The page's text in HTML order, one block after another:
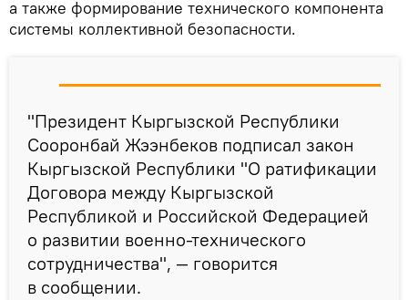
а также формирование технического компонента
системы коллективной безопасности.
"Президент Кыргызской Республики
Сооронбай Жээнбеков подписал закон
Кыргызской Республики "О ратификации
Договора между Кыргызской
Республикой и Российской Федерацией
о развитии военно-технического
сотрудничества", — говорится
в сообщении.